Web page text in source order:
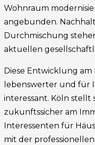
Wohnraum
angebunden.
Durchmischung
aktuellen
Diese Entwicklung
lebenswerter und für
interessant. Köln stellt
zukunftssicher am
Interessenten für
mit der